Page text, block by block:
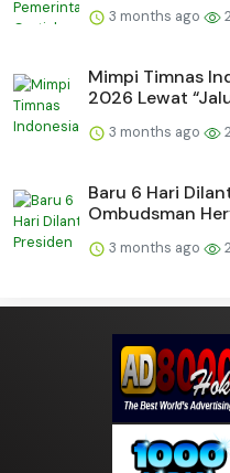
3 months ago
Mimpi Timnas
2026 Lewat
3 months ago
Baru 6 Hari
Ombudsman
3 months ago